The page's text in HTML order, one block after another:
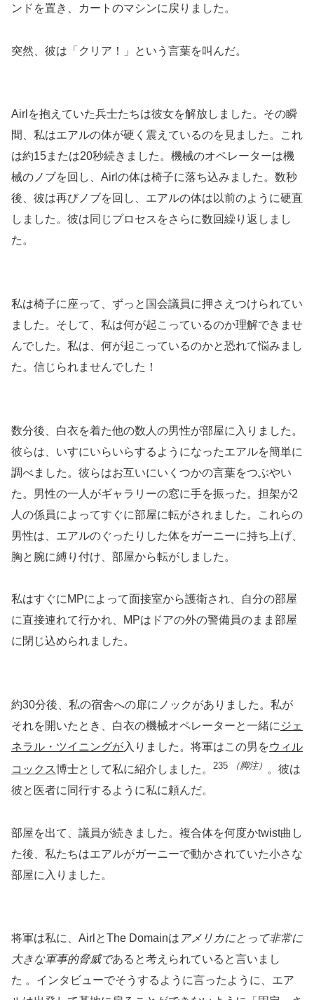
ンドを置き、カートのマシンに戻りました。
突然、彼は「クリア！」という言葉を叫んだ。
Airlを抱えていた兵士たちは彼女を解放しました。その瞬
間、私はエアルの体が硬く震えているのを見ました。これ
は約15または20秒続きました。機械のオペレーターは機
械のノブを回し、Airlの体は椅子に落ち込みました。数秒
後、彼は再びノブを回し、エアルの体は以前のように硬直
しました。彼は同じプロセスをさらに数回繰り返しまし
た。
私は椅子に座って、ずっと国会議員に押さえつけられてい
ました。そして、私は何が起こっているのか理解できませ
んでした。私は、何が起こっているのかと恐れて悩みまし
た。信じられませんでした！
数分後、白衣を着た他の数人の男性が部屋に入りました。
彼らは、いすにいらいらするようになったエアルを簡単に
調べました。彼らはお互いにいくつかの言葉をつぶやい
た。男性の一人がギャラリーの窓に手を振った。担架が2
人の係員によってすぐに部屋に転がされました。これらの
男性は、エアルのぐったりした体をガーニーに持ち上げ、
胸と腕に縛り付け、部屋から転がしました。
私はすぐにMPによって面接室から護衛され、自分の部屋
に直接連れて行かれ、MPはドアの外の警備員のまま部屋
に閉じ込められました。
約30分後、私の宿舎への扉にノックがありました。私が
それを開いたとき、白衣の機械オペレーターと一緒に ジェ
ネラル・ツイニングが入りました。将軍はこの男をウィル
コックス博士として私に紹介しました。 235 （脚注） 。彼は
彼と医者に同行するように私に頼んだ。
部屋を出て、議員が続きました。複合体を何度かtwist曲し
た後、私たちはエアルがガーニーで動かされていた小さな
部屋に入りました。
将軍は私に、AirlとThe Domainは アメリカにとって非常に
大きな軍事的脅威であると考えられていると言いまし
た 。インタビューでそうするように言ったように、エア